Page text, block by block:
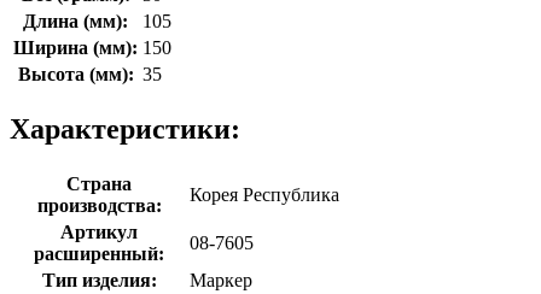
Длина (мм):
105
Ширина (мм): 150
Высота (мм): 35
Характеристики:
Страна
производства:
Корея Республика
Артикул
расширенный:
08-7605
Тип изделия:
Маркер